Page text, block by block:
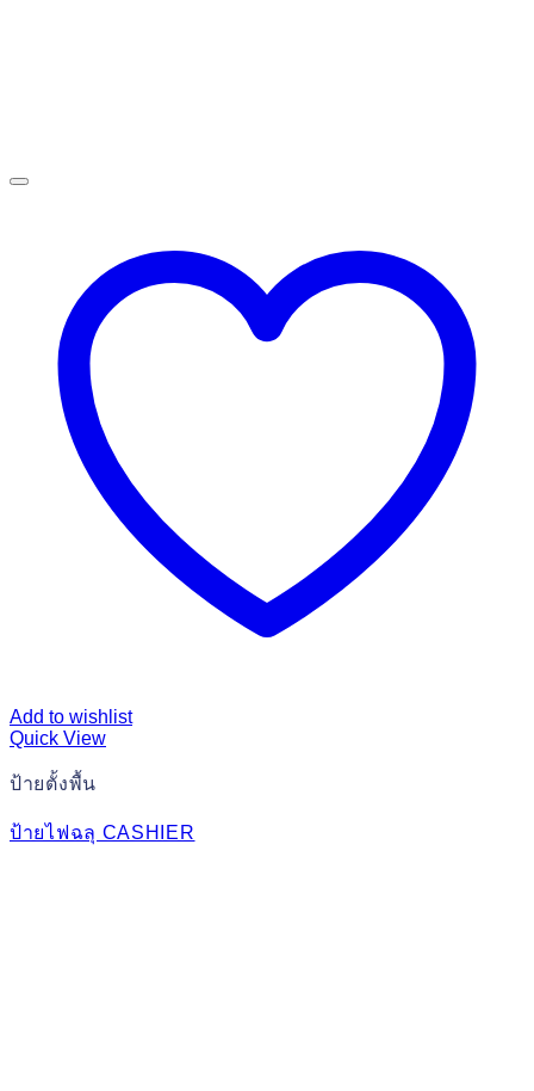
Add to wishlist
Quick View
ป้ายตั้งพื้น
ป้ายไฟฉลุ CASHIER